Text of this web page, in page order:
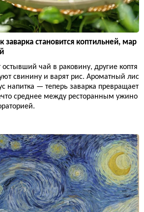
заварка становится коптильней, мар
чай в раковину, другие коптя
свинину и варят рис. Ароматный лис
напитка — теперь заварка превращает
среднее между ресторанным ужино